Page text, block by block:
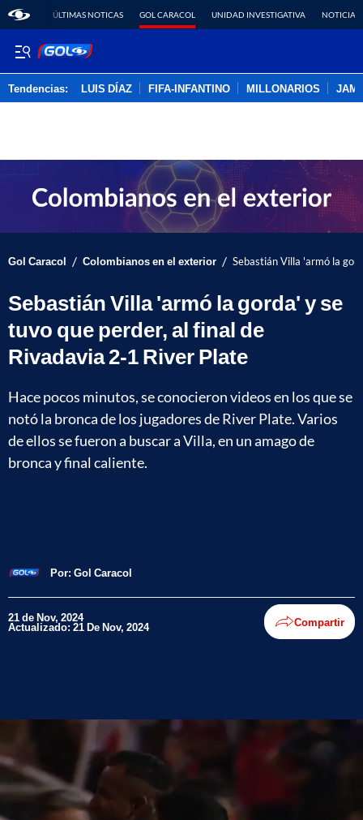
ÚLTIMAS NOTICAS GOL CARACOL UNIDAD INVESTIGATIVA NOTICIAS
Tendencias: LUIS DÍAZ FIFA-INFANTINO MILLONARIOS
Gol Caracol / Colombianos en el exterior / Sebastián Villa 'armó la
Sebastián Villa 'armó la gorda' y se
tuvo que perder, al final de
Rivadavia 2-1 River Plate
Hace pocos minutos, se conocieron videos en los que se
notó la bronca de los jugadores de River Plate. Varios
de ellos se fueron a buscar a Villa, en un amago de
bronca y final caliente.
Por: Gol Caracol
21 de Nov, 2024
Actualizado: 21 De Nov, 2024 Compartir